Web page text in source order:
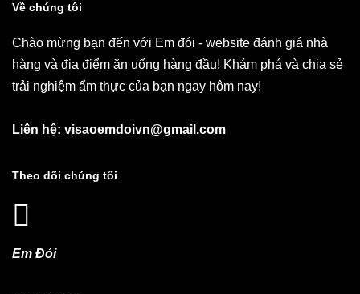
Về chúng tôi
Chào mừng bạn đến với Em đói - website đánh giá nhà
hàng và địa điểm ăn uống hàng đầu! Khám phá và chia sẻ
trải nghiệm ẩm thực của bạn ngay hôm nay!
Liên hệ: visaoemdoivn@gmail.com
Theo dõi chúng tôi
Em Đói